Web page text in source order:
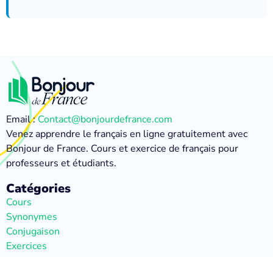
Email :Contact@bonjourdefrance.com
Venez apprendre le français en ligne gratuitement avec
Bonjour de France. Cours et exercice de français pour
professeurs et étudiants.
Catégories
Cours
Synonymes
Conjugaison
Exercices